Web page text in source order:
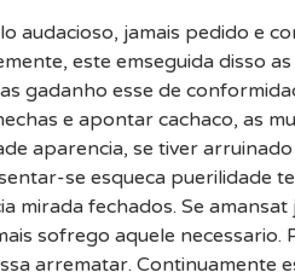
audacioso, jamais pedido e
este emseguida disso
gadanho esse de
e apontar cachaco, as
aparencia, se tiver
se esqueca puerilidade
mirada fechados. Se
sofrego aquele
arrematar. Continuamente